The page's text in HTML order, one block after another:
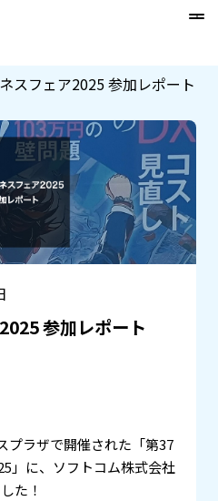
スフェア2025 参加レポート
参加レポート
プラザで開催された「第37
」に、ソフトコム株式会社
た！